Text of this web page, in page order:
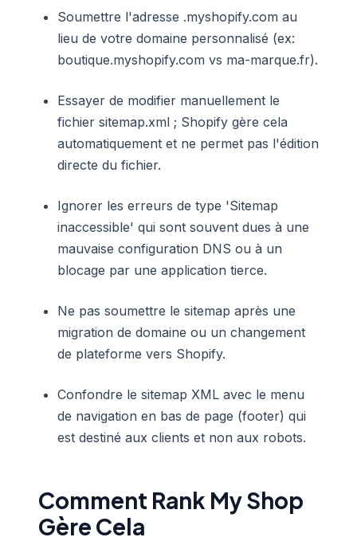
Soumettre l'adresse .myshopify.com au
lieu de votre domaine personnalisé (ex:
boutique.myshopify.com vs ma-marque.fr).
Essayer de modifier manuellement le
fichier sitemap.xml ; Shopify gère cela
automatiquement et ne permet pas l'édition
directe du fichier.
Ignorer les erreurs de type 'Sitemap
inaccessible' qui sont souvent dues à une
mauvaise configuration DNS ou à un
blocage par une application tierce.
Ne pas soumettre le sitemap après une
migration de domaine ou un changement
de plateforme vers Shopify.
Confondre le sitemap XML avec le menu
de navigation en bas de page (footer) qui
est destiné aux clients et non aux robots.
Comment Rank My Shop
Gère Cela